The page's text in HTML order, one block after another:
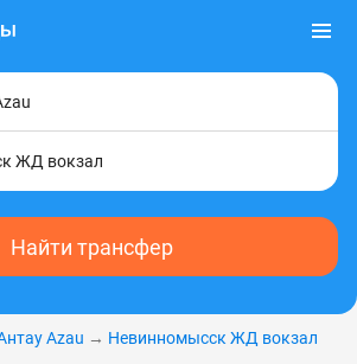
Найти трансфер
Аzаu → Невинномысск ЖД вокзал